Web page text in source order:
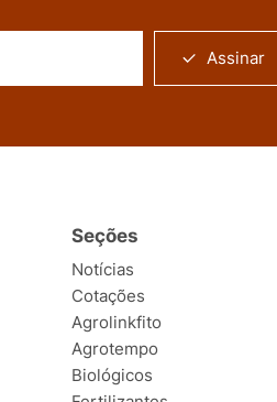
Assinar
Seções
Notícias
Cotações
Agrolinkfito
Agrotempo
Biológicos